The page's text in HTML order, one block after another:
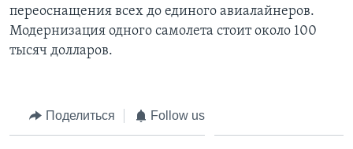
переоснащения всех до единого авиалайнеров.
Модернизация одного самолета стоит около 100
тысяч долларов.
Поделиться Follow us